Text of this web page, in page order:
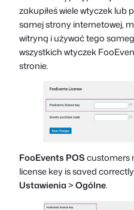
zakupiłeś wiele wtyczek lub
samej strony internetowej,
witryną i używać tego
wszystkich wtyczek
stronie.
FooEvents POScustomers
license key is saved
Ustawienia>Ogólne.